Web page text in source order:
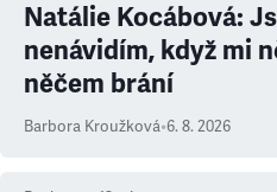
Natálie Kocábová:
nenávidím, když mi
něčem brání
Barbora Kroužková•6. 8. 2026